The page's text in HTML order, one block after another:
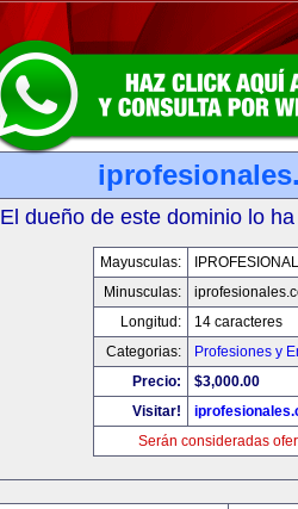
El dueño de este dominio lo
Mayusculas:
Minusculas:
Longitud:
14 caracteres
Categorias:
Profesiones y
Precio:
$3,000.00
Visitar!
Serán consideradas